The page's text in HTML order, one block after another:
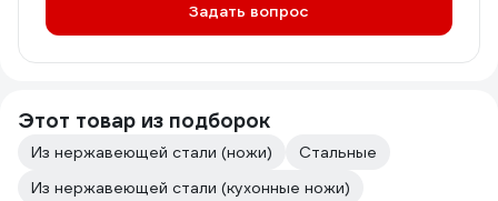
Задать вопрос
Этот товар из подборок
Из нержавеющей стали (ножи)
Стальные
Из нержавеющей стали (кухонные ножи)